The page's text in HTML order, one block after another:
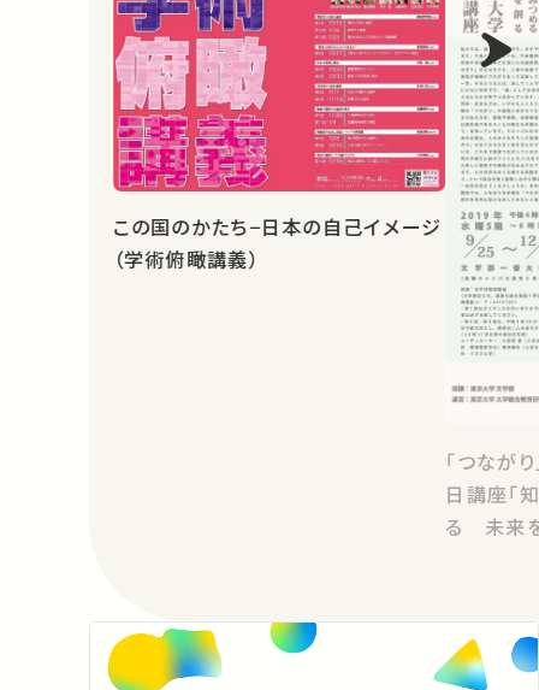
この国のかたち−日本の自己イメージ
（学術俯瞰講義）
「つなが
日講座「
る 未来